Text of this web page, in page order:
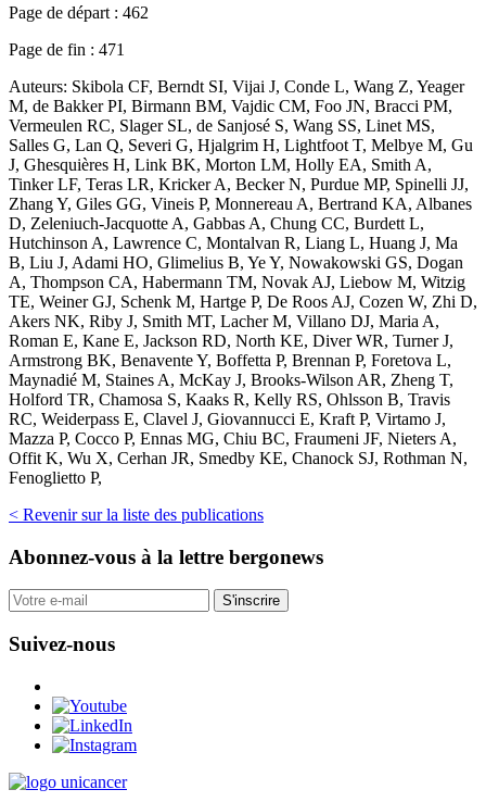
Page de départ : 462
Page de fin : 471
Auteurs: Skibola CF, Berndt SI, Vijai J, Conde L, Wang Z, Yeager
M, de Bakker PI, Birmann BM, Vajdic CM, Foo JN, Bracci PM,
Vermeulen RC, Slager SL, de Sanjosé S, Wang SS, Linet MS,
Salles G, Lan Q, Severi G, Hjalgrim H, Lightfoot T, Melbye M, Gu
J, Ghesquières H, Link BK, Morton LM, Holly EA, Smith A,
Tinker LF, Teras LR, Kricker A, Becker N, Purdue MP, Spinelli JJ,
Zhang Y, Giles GG, Vineis P, Monnereau A, Bertrand KA, Albanes
D, Zeleniuch-Jacquotte A, Gabbas A, Chung CC, Burdett L,
Hutchinson A, Lawrence C, Montalvan R, Liang L, Huang J, Ma
B, Liu J, Adami HO, Glimelius B, Ye Y, Nowakowski GS, Dogan
A, Thompson CA, Habermann TM, Novak AJ, Liebow M, Witzig
TE, Weiner GJ, Schenk M, Hartge P, De Roos AJ, Cozen W, Zhi D,
Akers NK, Riby J, Smith MT, Lacher M, Villano DJ, Maria A,
Roman E, Kane E, Jackson RD, North KE, Diver WR, Turner J,
Armstrong BK, Benavente Y, Boffetta P, Brennan P, Foretova L,
Maynadié M, Staines A, McKay J, Brooks-Wilson AR, Zheng T,
Holford TR, Chamosa S, Kaaks R, Kelly RS, Ohlsson B, Travis
RC, Weiderpass E, Clavel J, Giovannucci E, Kraft P, Virtamo J,
Mazza P, Cocco P, Ennas MG, Chiu BC, Fraumeni JF, Nieters A,
Offit K, Wu X, Cerhan JR, Smedby KE, Chanock SJ, Rothman N,
Fenoglietto P,
< Revenir sur la liste des publications
Abonnez-vous à la lettre bergonews
S'inscrire
Suivez-nous